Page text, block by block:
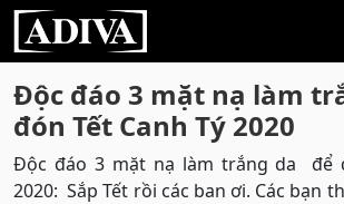
Độc đáo 3 mặt nạ làm
đón Tết Canh Tý 2020
Độc đáo 3 mặt nạ làm trắng da để
2020: Sắp Tết rồi các ban ơi. Các bạn